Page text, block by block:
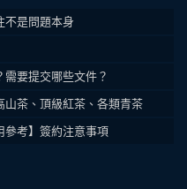
不是問題本身
要提交哪些文件？
山茶、頂級紅茶、各類青茶
參考】簽約注意事項